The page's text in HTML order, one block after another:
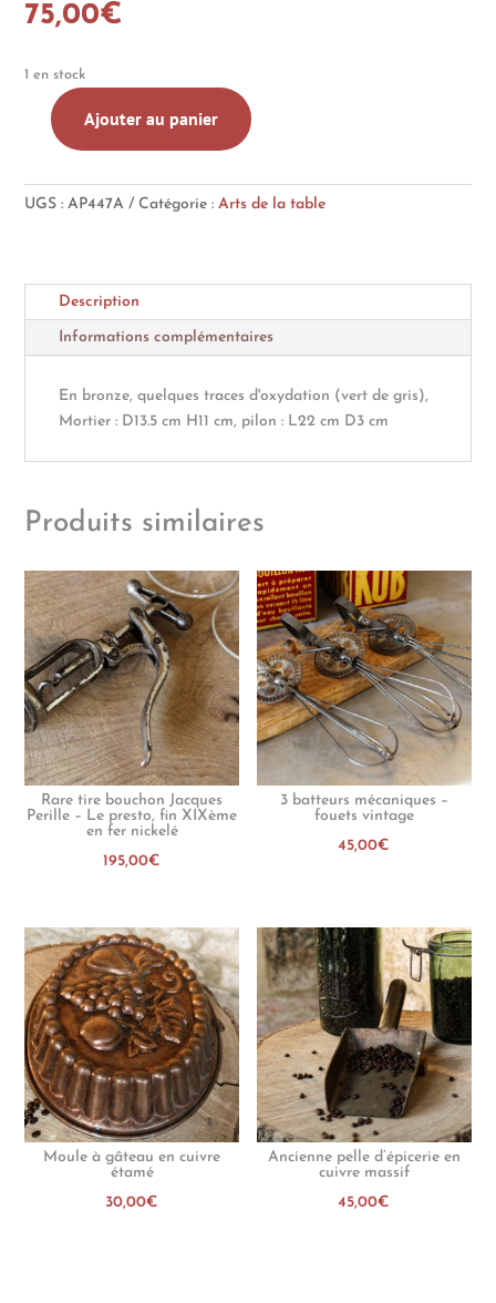
75,00€
1 en stock
quantité
Important
mortier
ciselures
Ajouter au panier
UGS :AP447A Catégorie :Arts de la table
Description
Informations complémentaires
En bronze, quelques traces d'oxydation (vert de gris),
Mortier : D13.5 cm H11 cm, pilon : L22 cm D3 cm
Produits similaires
Rare tire bouchon Jacques
Perille – Le presto, fin XIXème
en fer nickelé
195,00€
3 batteurs mécaniques –
fouets vintage
45,00€
Moule à gâteau en cuivre
étamé
30,00€
Ancienne pelle d’épicerie en
cuivre massif
45,00€